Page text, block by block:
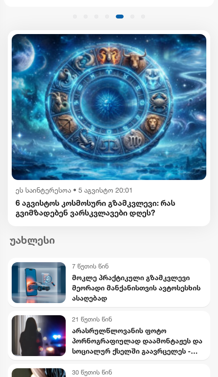
ეს საინტერესოა • 5 აგვისტო 20:01
6 აგვისტოს კოსმოსური გზამკვლევი: რას
გვიმზადებენ ვარსკვლავები დღეს?
უახლესი
7 წუთის წინ
მოკლე პრაქტიკული გზამკვლევი
მეორადი მანქანისთვის ავტოსესხის
ასაღებად
21 წუთის წინ
არასრულწლოვანის ფოტო
პორნოგრაფიულად დაამონტაჟეს და
სოციალურ ქსელში გაავრცელეს -
არასრულწლოვანია
30 წუთის წინ